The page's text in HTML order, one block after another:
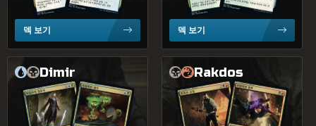
티
어
?
4색 1.2%
4색 1.1%
덱 보기 덱 보기
Dimir
비밀조직 침투자 더럽혀진 탐닉
Rakdos
주조소 수장 치명적인 원한